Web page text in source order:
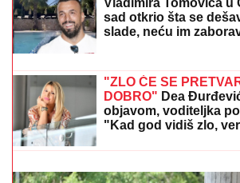
PREVAZIŠAO SEBE,
Aleksandri koliko je
sad otkrio šta se
slade, neću im